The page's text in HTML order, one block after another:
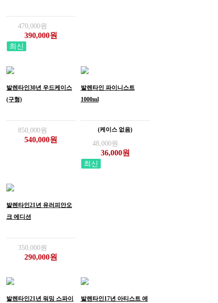
470,000원
390,000원
최신
발렌타인30년 우드케이스
(구형)
850,000원
540,000원
발렌타인 파이니스트
1000ml
(케이스 없음)
48,000원
36,000원
최신
발렌타인21년 유러피안오
크 에디션
350,000원
290,000원
발렌타인21년 워밍 스파이
발렌타인17년 아티스트 에